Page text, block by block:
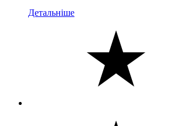
Детальніше